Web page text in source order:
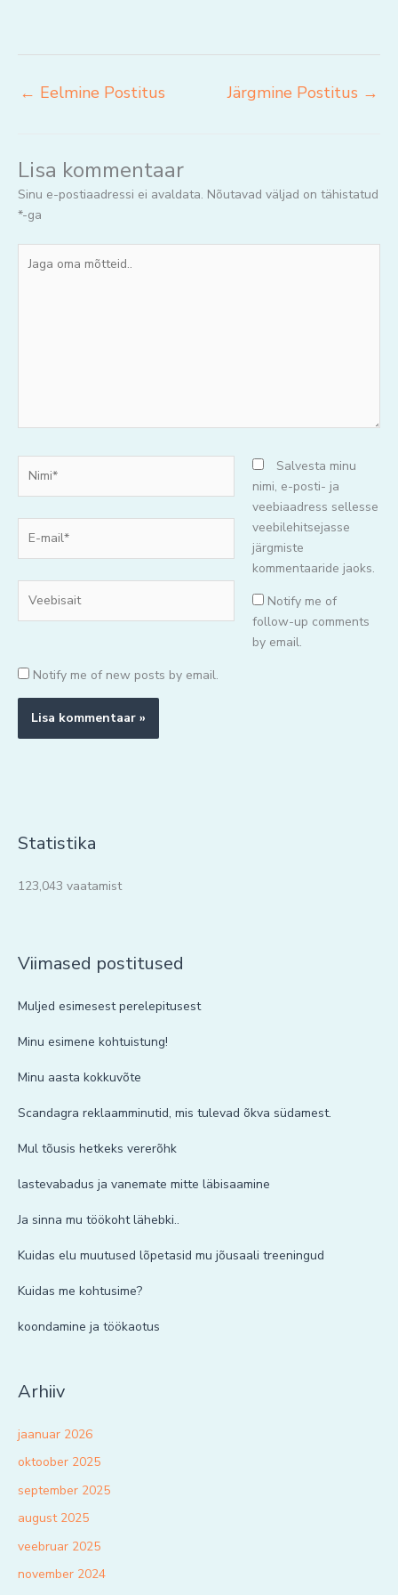
← Eelmine Postitus Järgmine Postitus →
Lisa kommentaar
Sinu e-postiaadressi ei avaldata. Nõutavad väljad on tähistatud
*-ga
oma
mail*
Salvesta minu
nimi, e-posti- ja
veebiaadress sellesse
veebilehitsejasse
järgmiste
kommentaaride jaoks.
Notify me of
follow-up comments
by email.
Notify me of new posts by email.
Statistika
123,043 vaatamist
Viimased postitused
Muljed esimesest perelepitusest
Minu esimene kohtuistung!
Minu aasta kokkuvõte
Scandagra reklaamminutid, mis tulevad õkva südamest.
Mul tõusis hetkeks vererõhk
lastevabadus ja vanemate mitte läbisaamine
Ja sinna mu töökoht lähebki..
Kuidas elu muutused lõpetasid mu jõusaali treeningud
Kuidas me kohtusime?
koondamine ja töökaotus
Arhiiv
jaanuar 2026
oktoober 2025
september 2025
august 2025
veebruar 2025
november 2024